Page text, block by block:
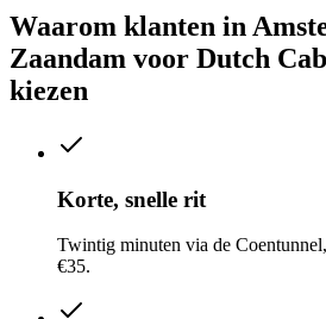
Waarom klanten in
Zaandam voor Dutch
kiezen
Korte, snelle rit
Twintig minuten via de
€35.